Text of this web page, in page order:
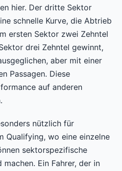
hier. Der dritte Sektor
schnelle Kurve, die Abtrieb
ersten Sektor zwei Zehntel
drei Zehntel gewinnt,
aber mit einer
Passagen. Diese
auf anderen
nützlich für
Qualifying, wo eine einzelne
sektorspezifische
Ein Fahrer, der in